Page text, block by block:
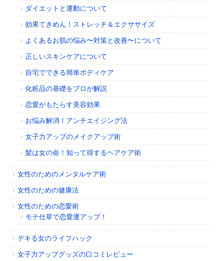
ダイエットと運動について
効果てきめん！ストレッチ＆エクササイズ
よくあるお肌の悩み〜対策と改善〜について
正しいスキンケアについて
自宅でできる簡単ボディケア
化粧品の基礎をプロが解説
恋愛がもたらす美容効果
お悩み解消！アンチエイジング法
女子力アップのメイクアップ術
髪は女の命！知って得するヘアケア術
女性のためのメンタルケア術
女性のための健康法
女性のための恋愛術
モテ仕草で恋愛運アップ！
デキる女のライフハック
女子力アップグッズの口コミレビュー